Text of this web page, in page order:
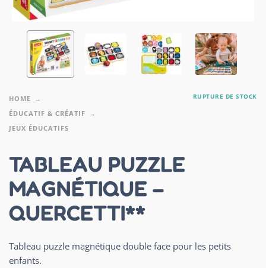
HOME
ÉDUCATIF & CRÉATIF
JEUX ÉDUCATIFS
RUPTURE DE STOCK
TABLEAU PUZZLE
MAGNÉTIQUE –
QUERCETTI**
Tableau puzzle magnétique double face pour les petits
enfants.